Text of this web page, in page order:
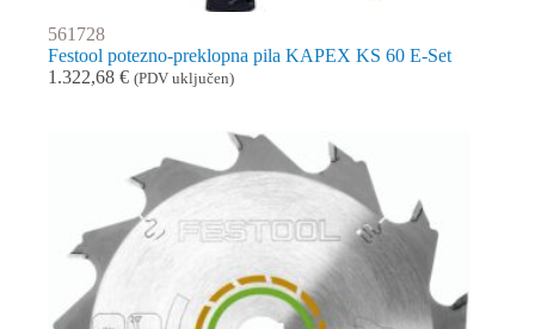
561728
Festool potezno-preklopna pila KAPEX KS 60 E-Set
1.322,68 € (PDV uključen)